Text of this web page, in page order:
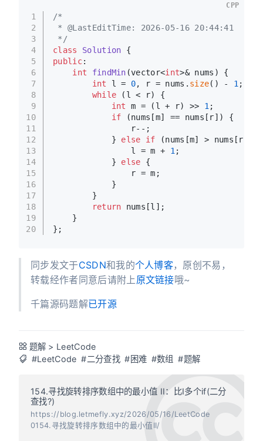
1
2
3
4
5
6
7
8
9
10
11
12
13
14
15
16
17
18
19
20
/*
* @LastEditTime: 2026-05-16 20:44:41
*/
class
Solution {
public:
int
findMin (vector<int>& nums)
{
int l = 0, r = nums. size() - 1 ;
while (l < r) {
int
m = (l + r) >> 1 ;
if (nums[m] == nums[r]) {
                r--;
            }
else if (nums[m] > nums[r]) {
                l = m +
1 ;
            }
else {
                r = m;
            }
        }
return nums[l];
    }
};
CPP
同步发文于CSDN和我的个人博客，原创不易，
转载经作者同意后请附上 原文链接哦~
千篇源码题解已开源
题解 > LeetCode
#LeetCode #二分查找 #困难 #数组 #题解
154.寻找旋转排序数组中的最小值 II：比I多个if(二分
查找?)
https://blog.letmefly.xyz/2026/05/16/LeetCode
0154.寻找旋转排序数组中的最小值II/